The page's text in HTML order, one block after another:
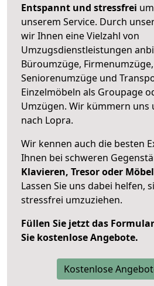
Entspannt und stressfrei
unserem Service. Durch
wir Ihnen eine Vielzahl von
Umzugsdienstleistungen
Büroumzüge,
Seniorenumzüge und
Einzelmöbeln als Groupage
Umzügen. Wir kümmern uns
nach Lopra.
Wir kennen auch die besten
Ihnen bei schweren
Klavieren, Tresor oder
Lassen Sie uns dabei helfen,
stressfrei umzuziehen.
Füllen Sie jetzt das
Sie kostenlose Angebote.
Kostenlose